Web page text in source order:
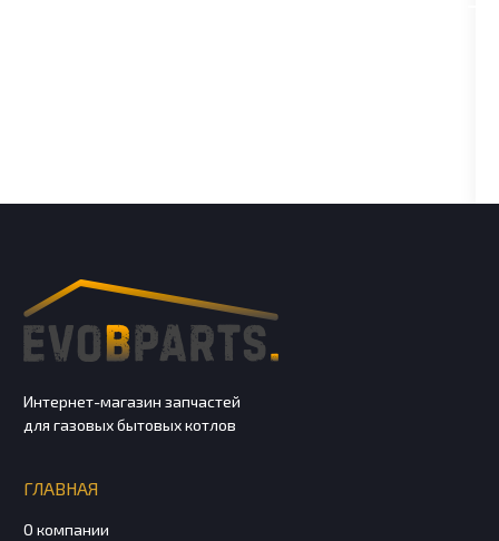
Интернет-магазин запчастей
для газовых бытовых котлов
ГЛАВНАЯ
О компании